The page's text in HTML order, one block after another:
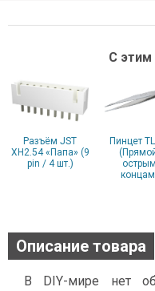
С этим
Разъём JST
XH2.54 «Папа» (9
pin / 4 шт.)
Пинцет
Описание товара
В DIY-мире нет